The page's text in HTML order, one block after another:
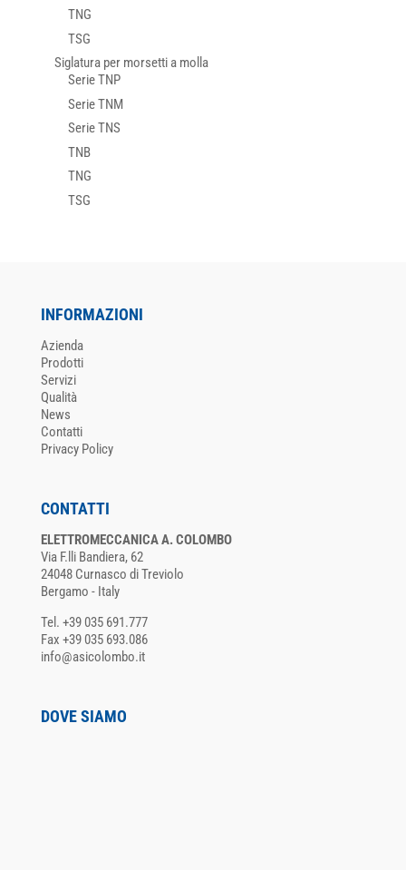
TNG
TSG
Siglatura per morsetti a molla
Serie TNP
Serie TNM
Serie TNS
TNB
TNG
TSG
INFORMAZIONI
Azienda
Prodotti
Servizi
Qualità
News
Contatti
Privacy Policy
CONTATTI
ELETTROMECCANICA A. COLOMBO
Via F.lli Bandiera, 62
24048 Curnasco di Treviolo
Bergamo - Italy
Tel. +39 035 691.777
Fax +39 035 693.086
info@asicolombo.it
DOVE SIAMO